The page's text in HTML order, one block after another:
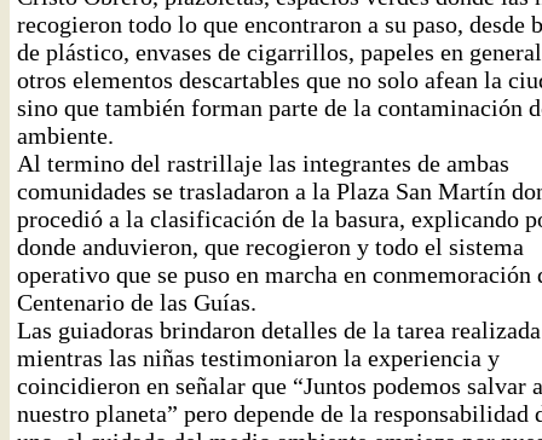
recogieron todo lo que encontraron a su paso, desde
de plástico, envases de cigarrillos, papeles en
otros elementos descartables que no solo afean la
sino que también forman parte de la contaminación
ambiente.
Al termino del rastrillaje las integrantes de ambas
comunidades se trasladaron a la Plaza San Martín
procedió a la clasificación de la basura, explicando
donde anduvieron, que recogieron y todo el sistema
operativo que se puso en marcha en conmemoración
Centenario de las Guías.
Las guiadoras brindaron detalles de la tarea realizada
mientras las niñas testimoniaron la experiencia y
coincidieron en señalar que “Juntos podemos salvar a
nuestro planeta” pero depende de la responsabilidad